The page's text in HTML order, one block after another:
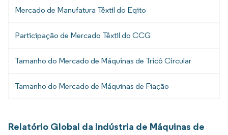
Mercado de Manufatura Têxtil do Egito
Participação de Mercado Têxtil do CCG
Tamanho do Mercado de Máquinas de Tricô Circular
Tamanho do Mercado de Máquinas de Fiação
Relatório Global da Indústria de Máquinas de